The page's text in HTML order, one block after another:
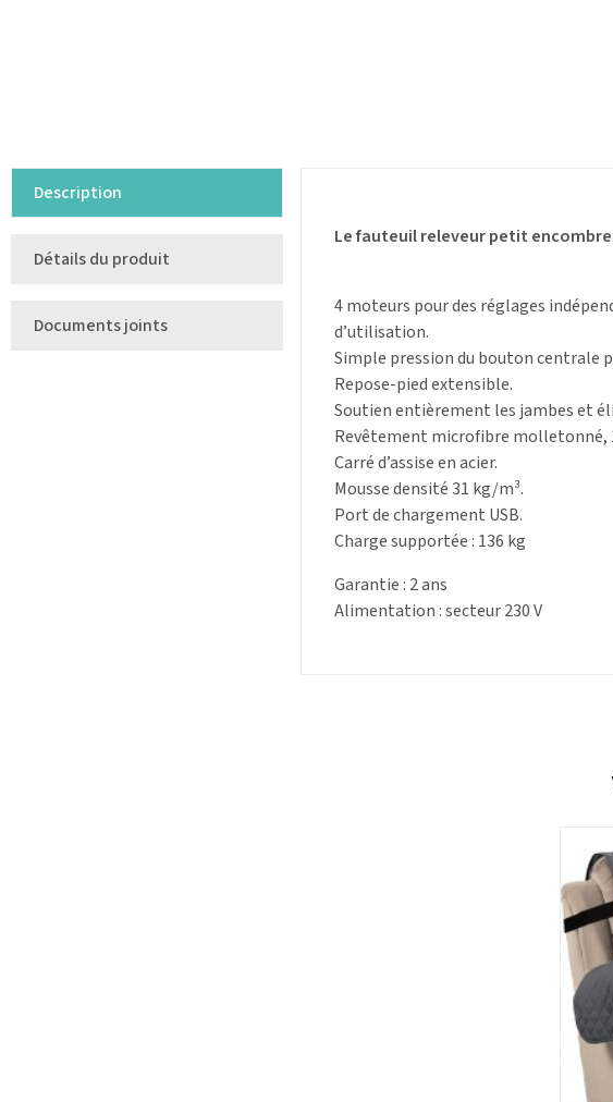
Description
Détails du produit
Documents joints
Le fauteuil releveur petit
4 moteurs pour des réglages
d’utilisation.
Simple pression du bouton centrale
Repose-pied extensible.
Soutien entièrement les jambes et
Revêtement microfibre molletonné,
Carré d’assise en acier.
Mousse densité 31 kg/m³.
Port de chargement USB.
Charge supportée : 136 kg
Garantie : 2 ans
Alimentation : secteur 230 V